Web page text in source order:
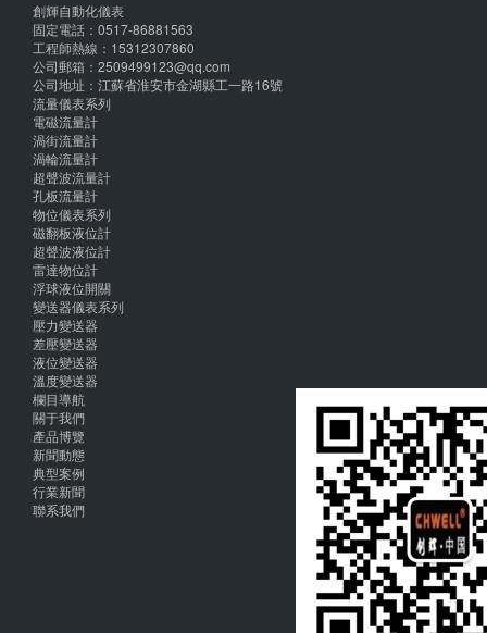
創輝自動化儀表
固定電話：0517-86881563
工程師熱線：15312307860
公司郵箱：2509499123@qq.com
公司地址：江蘇省淮安市金湖縣工一路16號
流量儀表系列
電磁流量計
渦街流量計
渦輪流量計
超聲波流量計
孔板流量計
物位儀表系列
磁翻板液位計
超聲波液位計
雷達物位計
浮球液位開關
變送器儀表系列
壓力變送器
差壓變送器
液位變送器
溫度變送器
欄目導航
關于我們
產品博覽
新聞動態
典型案例
行業新聞
聯系我們